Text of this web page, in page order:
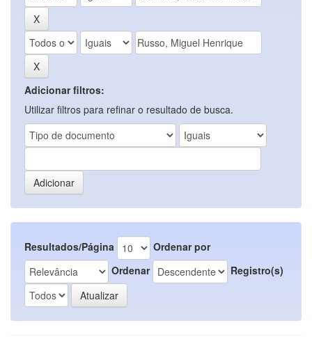
Adicionar filtros:
Utilizar filtros para refinar o resultado de busca.
Resultados/Página
Ordenar por
Ordenar
Registro(s)